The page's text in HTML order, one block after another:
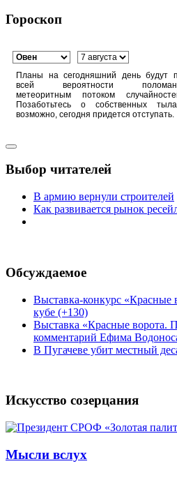
Гороскоп
Планы на сегодняшний день будут
всей вероятности
метеоритным потоком
Позаботьтесь о собственных
возможно, сегодня придется отступать.
Выбор читателей
В армию вернули строителей
Как развивается рынок
Обсуждаемое
Выставка-конкурс «Красные
кубе (+130)
Выставка «Красные ворота.
комментарий Ефима
В Пугачеве убит местный
Искусство созерцания
Мысли вслух